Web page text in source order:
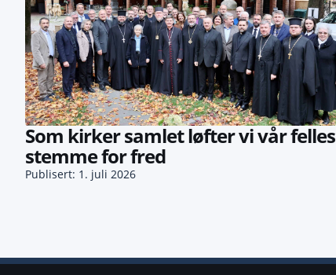
Som kirker samlet løfter vi vår felles
stemme for fred
Publisert: 1. juli 2026